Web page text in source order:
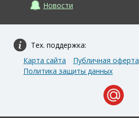
Новости
Тех. поддержка:
Карта сайта
Публичная оферта
Политика защиты данных